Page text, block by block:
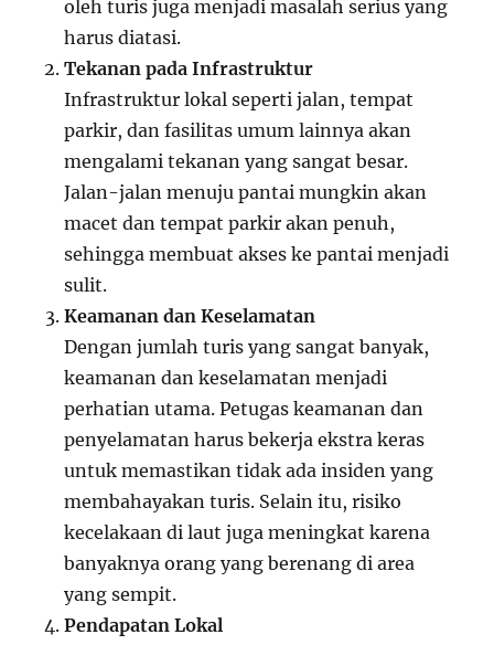
oleh turis juga menjadi masalah serius yang
harus diatasi.
Tekanan pada Infrastruktur
Infrastruktur lokal seperti jalan, tempat
parkir, dan fasilitas umum lainnya akan
mengalami tekanan yang sangat besar.
Jalan-jalan menuju pantai mungkin akan
macet dan tempat parkir akan penuh,
sehingga membuat akses ke pantai menjadi
sulit.
Keamanan dan Keselamatan
Dengan jumlah turis yang sangat banyak,
keamanan dan keselamatan menjadi
perhatian utama. Petugas keamanan dan
penyelamatan harus bekerja ekstra keras
untuk memastikan tidak ada insiden yang
membahayakan turis. Selain itu, risiko
kecelakaan di laut juga meningkat karena
banyaknya orang yang berenang di area
yang sempit.
Pendapatan Lokal